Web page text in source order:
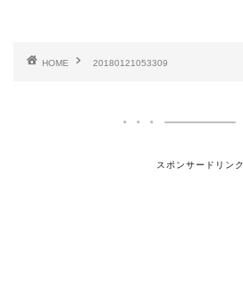
HOME 20180121053309
スポンサードリンク